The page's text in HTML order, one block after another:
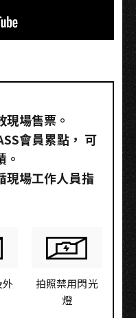
場售票。
會員累點，​ 可
現場工作人員指
拍照禁用閃光
燈